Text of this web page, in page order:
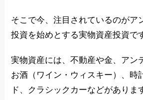
そこで今、注目されているのがア
投資を始めとする実物資産投資で
実物資産には、不動産や金、アン
お酒（ワイン・ウィスキー）、時
ド、クラシックカーなどがありま